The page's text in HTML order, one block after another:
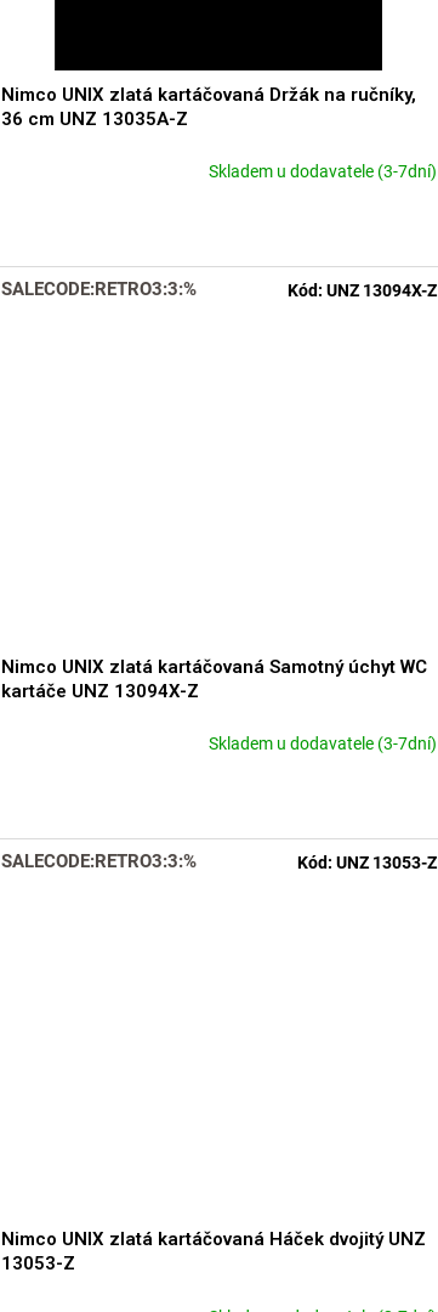
Nimco UNIX zlatá kartáčovaná Držák na ručníky,
36 cm UNZ 13035A-Z
Skladem u dodavatele (3-7dní)
SALECODE:RETRO3:3:%
Nimco UNIX zlatá kartáčovaná Samotný úchyt WC
kartáče UNZ 13094X-Z
Skladem u dodavatele (3-7dní)
Kód: UNZ 13094X-Z
SALECODE:RETRO3:3:%
Nimco UNIX zlatá kartáčovaná Háček dvojitý UNZ
13053-Z
Kód: UNZ 13053-Z